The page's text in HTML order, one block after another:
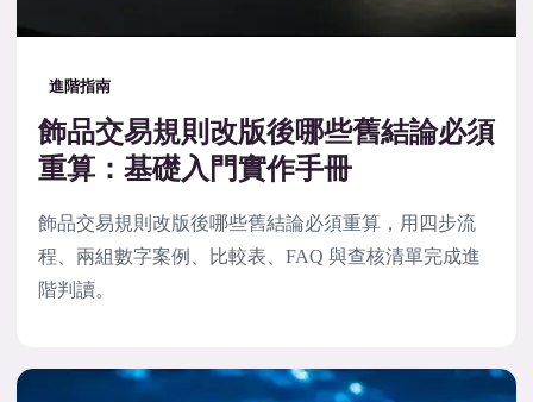
進階指南
飾品交易規則改版後哪些舊結論必須
重算：基礎入門實作手冊
飾品交易規則改版後哪些舊結論必須重算，用四步流
程、兩組數字案例、比較表、FAQ 與查核清單完成進
階判讀。